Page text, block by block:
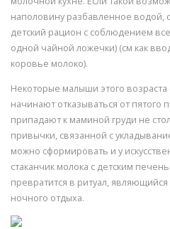
наполовину разбавленное водой,
детский рацион с соблюдением
одной чайной ложечки) (см как
коровье молоко).
Некоторые малыши этого возраста
начинают отказываться от
припадают к маминой груди не
привычки, связанной с
можно сформировать и у
стаканчик молока с детским
превратится в ритуал,
ночного отдыха.